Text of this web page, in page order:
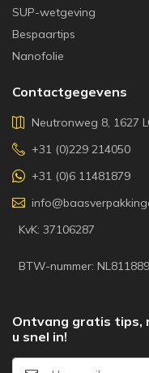
SUP-wetgeving
Bespaartips
Nanofolie
Contactgegevens
Neutronweg 8, 1627
+31 (0)229 214050
+31 (0)6 11481879
KvK: 37106287
BTW-nummer:
Ontvang gratis tips,
u snel in!